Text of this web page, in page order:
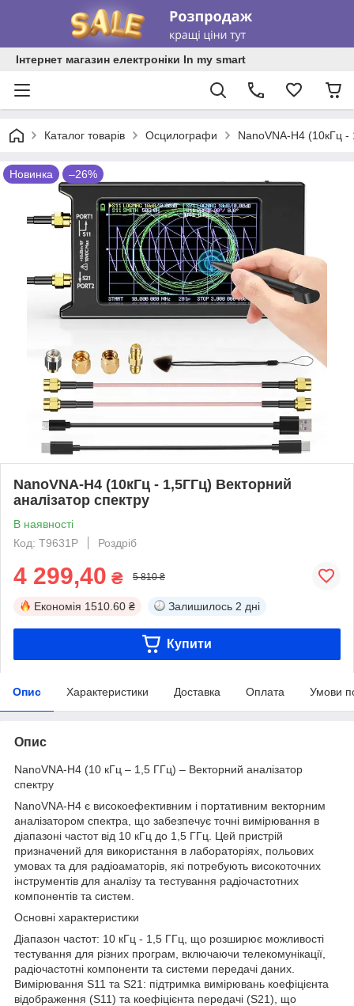
Інтернет магазин електроніки In my smart
Каталог товарів Осцилографи NanoVNA-H4 (10кГц -
Новинка –26%
NanoVNA-H4 (10кГц - 1,5ГГц) Векторний
аналізатор спектру
В наявності
Код: T9631P
Роздріб
4 299,40 ₴ 5 810 ₴
Економія 1510.60 ₴ Залишилось 2 дні
Купити
Опис Характеристики Доставка Оплата Умови
Опис
NanoVNA-H4 (10 кГц – 1,5 ГГц) – Векторний аналізатор
спектру
NanoVNA-H4 є високоефективним і портативним векторним
аналізатором спектра, що забезпечує точні вимірювання в
діапазоні частот від 10 кГц до 1,5 ГГц. Цей пристрій
призначений для використання в лабораторіях, польових
умовах та для радіоаматорів, які потребують високоточних
інструментів для аналізу та тестування радіочастотних
компонентів та систем.
Основні характеристики
Діапазон частот: 10 кГц - 1,5 ГГц, що розширює можливості
тестування для різних програм, включаючи телекомунікації,
радіочастотні компоненти та системи передачі даних.
Вимірювання S11 та S21: підтримка вимірювань коефіцієнта
відображення (S11) та коефіцієнта передачі (S21), що